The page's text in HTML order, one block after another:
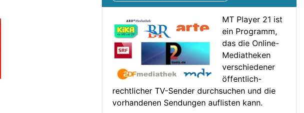
MT Player 21 ist
ein Programm,
das die Online-
Mediatheken
verschiedener
öffentlich-
rechtlicher TV-Sender durchsuchen und die
vorhandenen Sendungen auflisten kann.